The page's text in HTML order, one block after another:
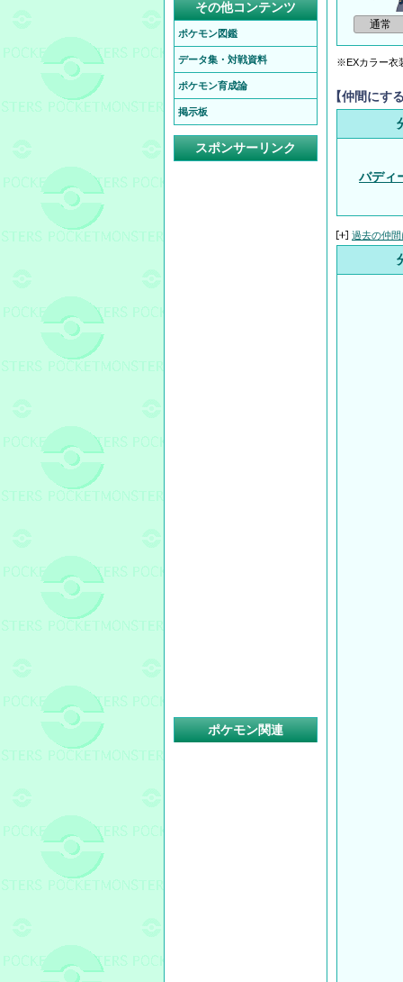
※EXカラー衣
【仲間にす
バディ
過去の仲
その他コンテンツ
ポケモン図鑑
データ集・対戦資料
ポケモン育成論
掲示板
スポンサーリンク
ポケモン関連